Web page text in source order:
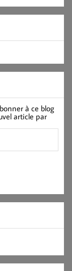
à ce blog
article par